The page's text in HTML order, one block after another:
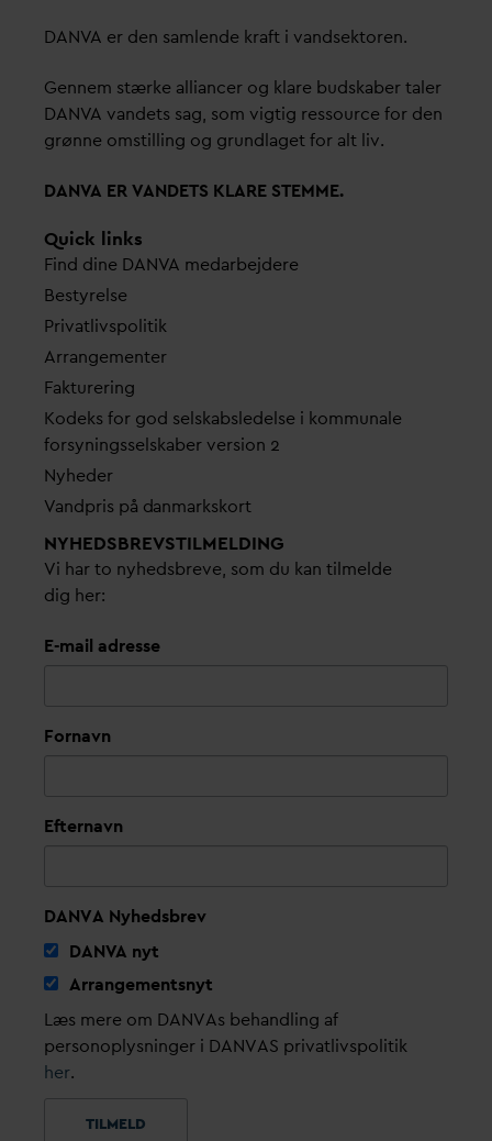
DANVA er den samlende kraft i vandsektoren.
Gennem stærke alliancer og klare budskaber taler
DANVA vandets sag, som vigtig ressource for den
grønne omstilling og grundlaget for alt liv.
DANVA ERVANDETS KLARE STEMME.
Quick links
Find dine DANVA medarbejdere
Bestyrelse
Privatlivspolitik
Arrangementer
Fakturering
Kodeks for god selskabsledelse i kommunale
forsyningsselskaber version 2
Nyheder
Vandpris på danmarkskort
NYHEDSBREVS­TILMELDING
Vi har to nyhedsbreve, som du kan tilmelde
dig her:
E-mail adresse
Fornavn
Efternavn
DANVA Nyhedsbrev
DANVA nyt
Arrangementsnyt
Læs mere om DANVAs behandling af
personoplysninger i DANVAS privatlivspolitik
her.